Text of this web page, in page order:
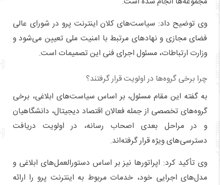
وی توضیح داد: سیاست‌های کلان اینترنت پرو در شورای عالی
فضای مجازی و نهادهای مرتبط با امنیت ملی تعیین می‌شود و
وزارت ارتباطات، مسئول اجرای فنی این تصمیمات است.
چرا برخی گروه‌ها در اولویت قرار گرفتند؟
به گفته این مقام مسئول، بر اساس سیاست‌های ابلاغی، برخی
گروه‌های تخصصی از جمله فعالان اقتصاد دیجیتال، دانشگاهیان
و در مراحل بعدی اصحاب رسانه، در اولویت دریافت
دسترسی‌های ویژه قرار گرفته‌اند.
وی تأکید کرد: اپراتورها نیز بر اساس دستورالعمل‌های ابلاغی و
مدل‌های اجرایی خود، خدمات مربوط به اینترنت پرو را ارائه